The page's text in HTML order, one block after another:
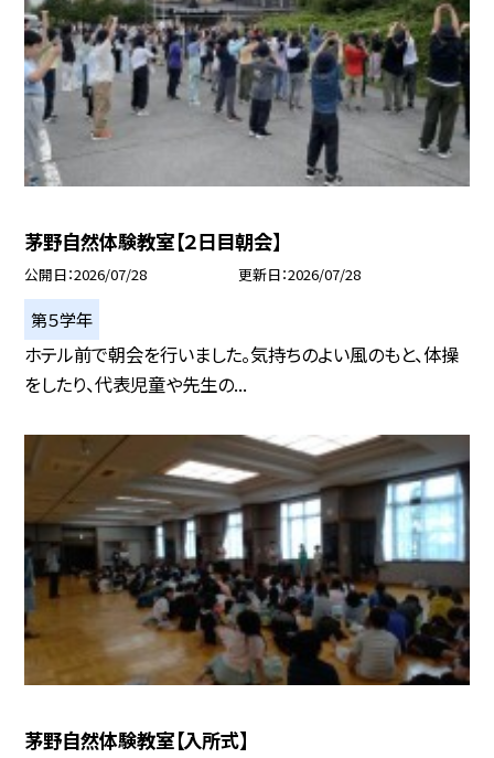
茅野自然体験教室【２日目朝会】
公開日 2026/07/28 更新日 2026/07/28
第５学年
ホテル前で朝会を行いました。気持ちのよい風のもと、体操
をしたり、代表児童や先生の...
茅野自然体験教室【入所式】